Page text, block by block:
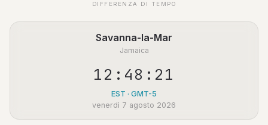
DIFFERENZA DI TEMPO
Savanna-la-Mar
Jamaica
12:48:21
EST · GMT-5
venerdì 7 agosto 2026